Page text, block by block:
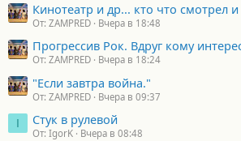
Кинотеатр и др... кто что смотрел
От: ZAMPRED Вчера в 18:48
Прогрессив Рок. Вдруг кому
От: ZAMPRED Вчера в 18:24
"Если завтра война."
От: ZAMPRED Вчера в 09:37
I Стук в рулевой
От: IgorK Вчера в 08:48